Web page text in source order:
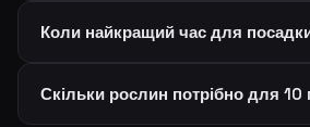
Коли найкращий час для
Скільки рослин потрібно для 10